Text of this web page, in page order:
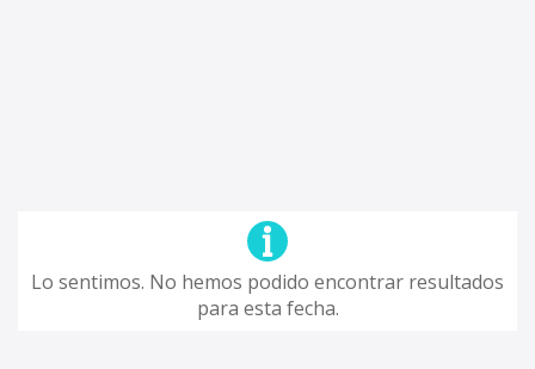
Lo sentimos. No hemos podido encontrar resultados
para esta fecha.